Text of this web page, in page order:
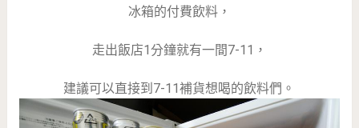
冰箱的付費飲料，
走出飯店1分鐘就有一間7-11，
建議可以直接到7-11補貨想喝的飲料們。